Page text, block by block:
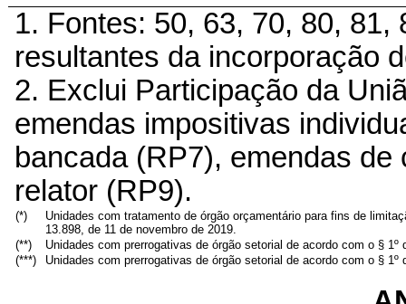
1. Fontes: 50, 63, 70, 80,
resultantes da incorporação
2. Exclui Participação da
emendas impositivas
bancada (RP7), emendas
relator (RP9).
(*)
Unidades com tratamento de órgão orçamentário para fins de
13.898, de 11 de novembro de 2019.
(**)
Unidades com prerrogativas de órgão setorial de acordo com o §
(***)
Unidades com prerrogativas de órgão setorial de acordo com o § 1º